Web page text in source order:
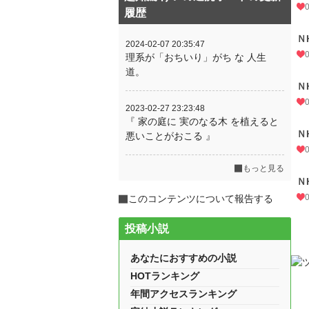
0
0
0
0
0
履歴
2024-02-07 20:35:47
理系が「おちいり」がち な 人生
道。
2023-02-27 23:23:48
『 家の庭に 実のなる木 を植えると
悪いことがおこる 』
もっと見る
このコンテンツについて報告する
投稿小説
あなたにおすすめの小説
HOTランキング
年間アクセスランキング